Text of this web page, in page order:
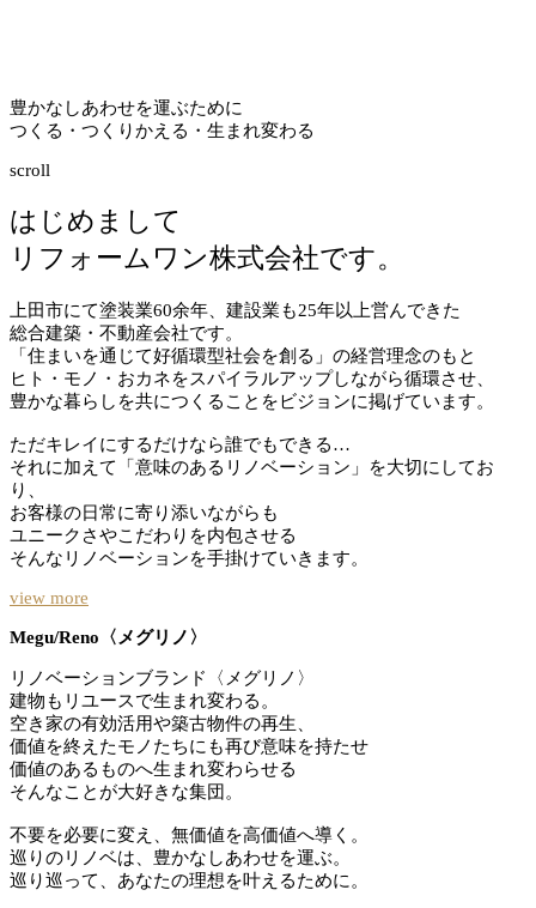
豊かなしあわせを運ぶために
つくる・つくりかえる・生まれ変わる
scroll
はじめまして
リフォームワン株式会社です。
上田市にて塗装業60余年、建設業も25年以上営んできた
総合建築・不動産会社です。
「住まいを通じて好循環型社会を創る」の経営理念のもと
ヒト・モノ・おカネをスパイラルアップしながら循環させ、
豊かな暮らしを共につくることをビジョンに掲げています。
ただキレイにするだけなら誰でもできる…
それに加えて「意味のあるリノベーション」を大切にしてお
り、
お客様の日常に寄り添いながらも
ユニークさやこだわりを内包させる
そんなリノベーションを手掛けていきます。
view more
Megu/Reno〈メグリノ〉
リノベーションブランド〈メグリノ〉
建物もリユースで生まれ変わる。
空き家の有効活用や築古物件の再生、
価値を終えたモノたちにも再び意味を持たせ
価値のあるものへ生まれ変わらせる
そんなことが大好きな集団。
不要を必要に変え、無価値を高価値へ導く。
巡りのリノベは、豊かなしあわせを運ぶ。
巡り巡って、あなたの理想を叶えるために。